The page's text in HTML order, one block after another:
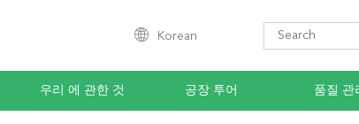
Korean
우리 에 관한 것 공장 투어 품질 관